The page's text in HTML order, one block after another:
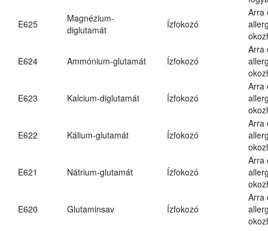
E625
Magnézium-
diglutamát
Ízfokozó
Arra
E624 Ammónium-glutamát Ízfokozó
Arra
E623 Kalcium-diglutamát Ízfokozó
Arra
E622 Kálium-glutamát Ízfokozó
Arra
E621 Nátrium-glutamát Ízfokozó
Arra
E620 Glutaminsav Ízfokozó
Arra